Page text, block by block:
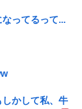
ってるって...
しかして私、牛